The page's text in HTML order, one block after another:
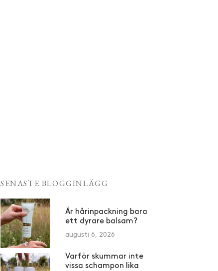
SENASTE BLOGGINLÄGG
Är hårinpackning bara
ett dyrare balsam?
augusti 6, 2026
Varför skummar inte
vissa schampon lika